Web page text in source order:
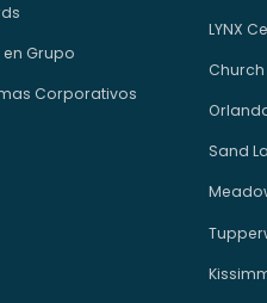
Grupo
Corporativos
LYNX
Church
Sand